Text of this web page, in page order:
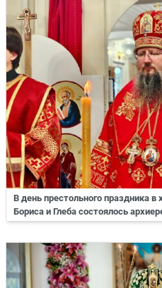
В день престольного праздника в
Бориса и Глеба состоялось